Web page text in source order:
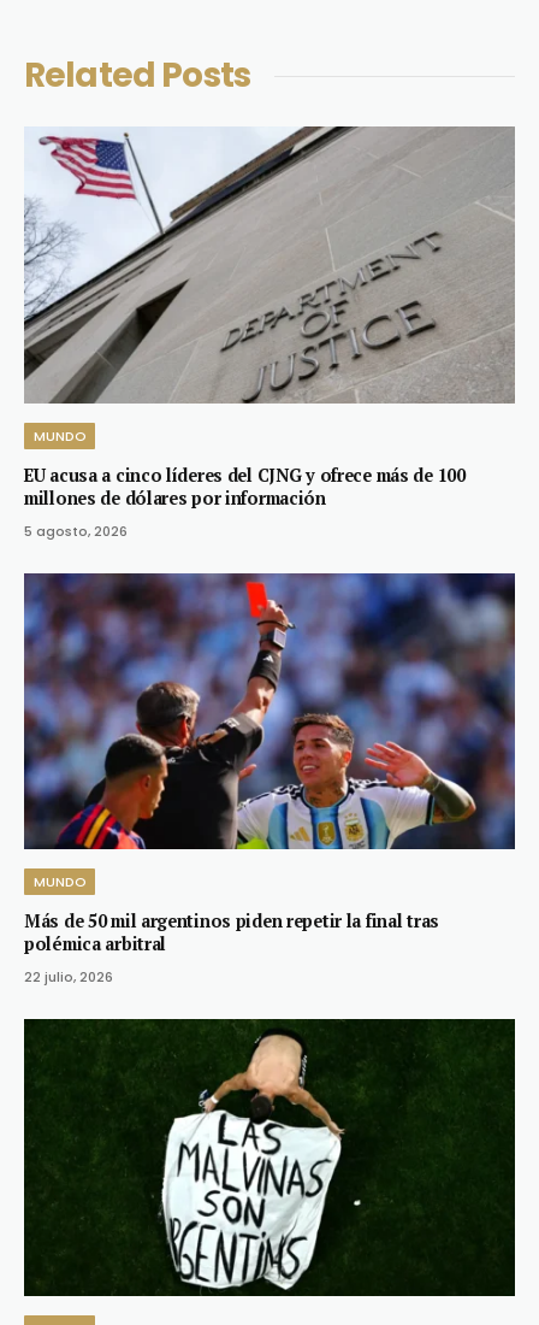
Related Posts
MUNDO
EU acusa a cinco líderes del CJNG y ofrece más de 100
millones de dólares por información
5 agosto, 2026
MUNDO
Más de 50 mil argentinos piden repetir la final tras
polémica arbitral
22 julio, 2026